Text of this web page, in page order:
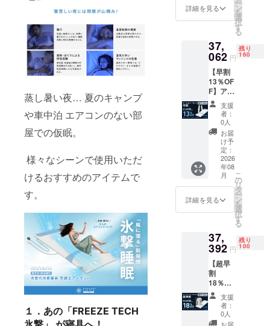
蒸し暑い夜… 夏のキャンプ
や車中泊 エアコンのない部
屋での仮眠。
様々なシーンで使用いただ
けるおすすめのアイテムで
す。
１．あの「FREEZE TECH
る場合
卒ご了
承くだ
さい。
いて ・
援いた
だいた
順に6月
から順
次発送
いたし
ます。
・但
し、ご
注文状
況、配
送状況
の都合
等によ
り到着
時期が
前後す
ので何
卒ご了
承くだ
さい。
円（税
込）
→34,93
込・送
料込）
■内容
・
FREEZ
ETECH
氷撃空
調エ
アー
マッ
ト 1
セット
・アー
ムカ
バー 1
セット
★アー
（白・
黒）、
サイズ
（S・
M・L）
からお
選びい
ただけ
ます。
■リター
詳細を見る ー
ン
を
選
択
す
る
37,
062 円
残り
160
【早割
13％OF
F】アー
ムカ
バー
セット
早割
13％OF
F 一般
販売価
42,600
円（税
込）
→37,06
2円（税
料込）
■内容
・
FREEZ
ETECH
氷撃空
調エ
アー
マッ
ト 1
支援
者：
0人
お届
け予
定：
2026
年08
月
詳細を見る
こ
の
リ
タ
ー
ン
を
選
択
す
る
37,
392 円
残り
100
【超早
割
18％OF
F】イン
ナー
シャツ
セット
支援
者：
0人